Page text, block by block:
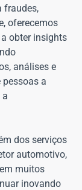
fraudes,
oferecemos
obter insights
análises e
a
a
dos serviços
automotivo,
muitos
inovando